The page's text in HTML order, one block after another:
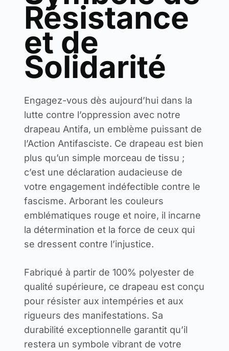
Résistance
et de
Solidarité
Engagez-vous dès aujourd’hui dans la
lutte contre l’oppression avec notre
drapeau Antifa, un emblème puissant de
l’Action Antifasciste. Ce drapeau est bien
plus qu’un simple morceau de tissu ;
c’est une déclaration audacieuse de
votre engagement indéfectible contre le
fascisme. Arborant les couleurs
emblématiques rouge et noire, il incarne
la détermination et la force de ceux qui
se dressent contre l’injustice.
Fabriqué à partir de 100% polyester de
qualité supérieure, ce drapeau est conçu
pour résister aux intempéries et aux
rigueurs des manifestations. Sa
durabilité exceptionnelle garantit qu’il
restera un symbole vibrant de votre